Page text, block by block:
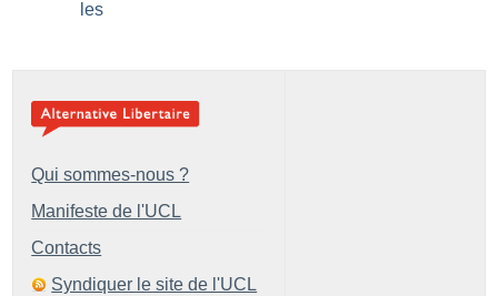
les
Qui sommes-nous ?
Manifeste de l'UCL
Contacts
Syndiquer le site de l'UCL